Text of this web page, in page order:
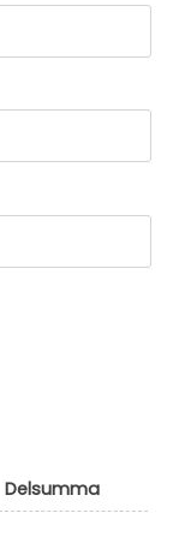
Delsumma